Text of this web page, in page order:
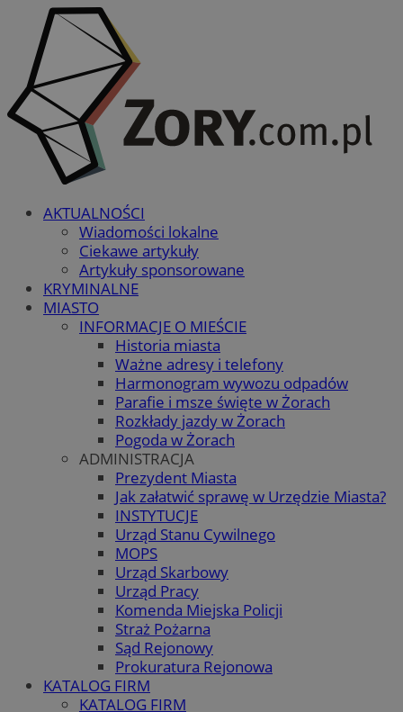
AKTUALNOŚCI
Wiadomości lokalne
Ciekawe artykuły
Artykuły sponsorowane
KRYMINALNE
MIASTO
INFORMACJE O MIEŚCIE
Historia miasta
Ważne adresy i telefony
Harmonogram wywozu odpadów
Parafie i msze święte w Żorach
Rozkłady jazdy w Żorach
Pogoda w Żorach
ADMINISTRACJA
Prezydent Miasta
Jak załatwić sprawę w Urzędzie Miasta?
INSTYTUCJE
Urząd Stanu Cywilnego
MOPS
Urząd Skarbowy
Urząd Pracy
Komenda Miejska Policji
Straż Pożarna
Sąd Rejonowy
Prokuratura Rejonowa
KATALOG FIRM
KATALOG FIRM